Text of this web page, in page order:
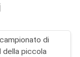
di
della piccola